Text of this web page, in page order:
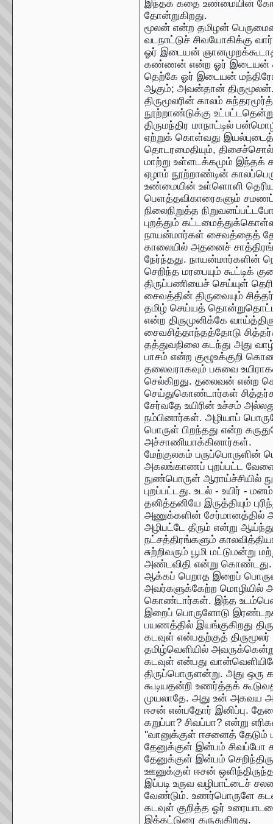
இந்தக் கதை உண்மையின்
தோன்றுகிறது.
மூலன் என்ற தமிழன்
வடநாட்டுச் சிவயோகிக்கு
ஓர் இடையன்
கண்ணன் என்ற ஓர் இடையன்
தெற்கே ஓர் இடையன்
ஆகும்; அவன்தான்
திருமூலரின் காலம்
நூற்றாண்டுக்கு
திருமந்திர மாநாட்டில்
ஏற்றுக் கொள்வது
தொடரமைதியும், திசைச்சொல்
மாற்று உள்ளடக்கமும் இந்தக்
ஏழாம் நூற்றாண்டின்
உண்மையின் உள்ளொளி
பெளத்தவிகாரைகளும்
நிலைநிறுத்த
புறத்தும்
நாயன்மார்கள் சைவத்தைத்
காலையில் அதனைச்
நேர்ந்தது. நாயன்மார்களின்
செறிந்த மரபையும் கூட்டிக்
திருப்பணியைச் செய்யுள்
சைவத்தின் திருவையும்
தமிழ் செய்யத் தொன்றுதொட்ட
என்ற திருமுனிக்கே
சைவசித்தாந்தத்தோடு
தத்துவநிலை கடந்து அது
பாசம் என்ற குழூஉக்குறி
தலைவராகவும் பசுவை
செல்கிறது. தலைவன் என்ற
செய்துகொண்டார்கள்
சேர்வதே உயிரின் உச்சம்
நம்பினார்கள். அழியாப்
பொருள் பிறந்தது என்ற
அச்சாணியாக்கினார்கள்.
மேற்குலகம் பருப்பொருளின்
அகலங்காணப் புறப்பட்ட
நுண்பொருள் ஆராய்ச்சியில்
புறப்பட்டது. உடல் - உயிர் -
தனித்தனியே இருத்தியும்
அணுக்களின்
அழிபட்டே தீரும் என்று
நட்சத்திரங்களும்
சுற்றிவரும் பூமி மட்டுமன்று
அண்டவிதி என்று கொண்டது.
ஆக்கப் பெறாத இறைப்
அவர்களுக்கேற்ற மொழியில்
கொண்டார்கள். இந்த
இறைப் பொருளோடு
பயணத்தில் இயங்குகிறது
கடவுள் என்பதற்குத்
தமிழ்வெளியில்
கடவுள் என்பது
திருப்பொருளன்று. அது ஒரு
கூடியதன்றி உணர்த்தக்
முயலாதே. அது உன் அகவய
ஈசன் என்பதோர் இனிப்பு.
கறுப்பா? சிவப்பா? என்று
''வானுக்குள் ஈசனைத் தேடும்
தேனுக்குள் இன்பம் சிவப்போ
தேனுக்குள் இன்பம்
ஊனுக்குள் ஈசன்
இப்படி உருவ வழிபாட்டைச்
வேண்டும். உணர்பொருளே
கடவுள் குறித்த ஓர்
இக்கட்டுரை கருதுகிறது.